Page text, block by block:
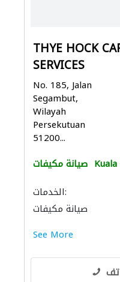
THYE HOCK
SERVICES
No. 185, Jalan
Segambut,
Wilayah
Persekutuan
51200...
صيانة مكيفات
الخدمات:
صيانة مكيفات
See More